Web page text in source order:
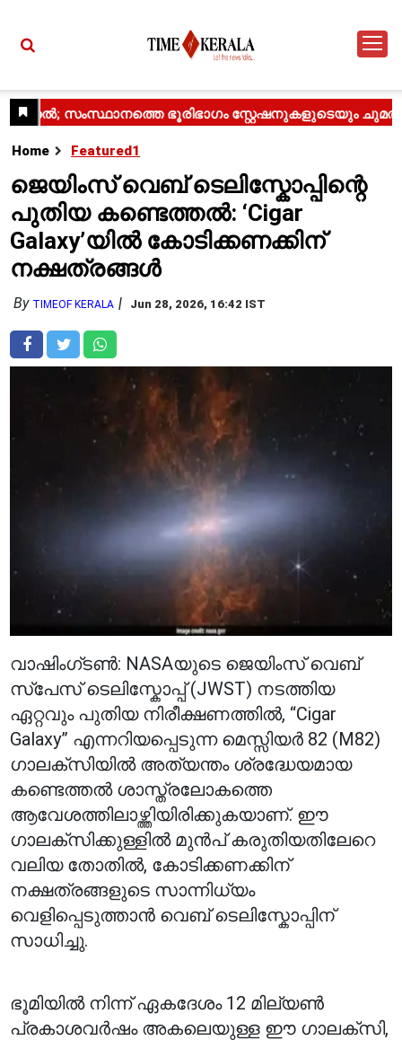
Home Featured1
ജെയിംസ് വെബ് ടെലിസ്കോപ്പിന്റെ
പുതിയ കണ്ടെത്തൽ: ‘Cigar
Galaxy’യിൽ കോടിക്കണക്കിന്
നക്ഷത്രങ്ങൾ
By TIMEOF KERALA Jun 28, 2026, 16:42 IST
വാഷിംഗ്ടൺ: NASAയുടെ ജെയിംസ് വെബ്
സ്പേസ് ടെലിസ്കോപ്പ് (JWST) നടത്തിയ
ഏറ്റവും പുതിയ നിരീക്ഷണത്തിൽ, “Cigar
Galaxy” എന്നറിയപ്പെടുന്ന മെസ്സിയർ 82 (M82)
ഗാലക്സിയിൽ അത്യന്തം ശ്രദ്ധേയമായ
കണ്ടെത്തൽ ശാസ്ത്രലോകത്തെ
ആവേശത്തിലാഴ്ത്തിയിരിക്കുകയാണ്. ഈ
ഗാലക്സിക്കുള്ളിൽ മുൻപ് കരുതിയതിലേറെ
വലിയ തോതിൽ, കോടിക്കണക്കിന്
നക്ഷത്രങ്ങളുടെ സാന്നിധ്യം
വെളിപ്പെടുത്താൻ വെബ് ടെലിസ്കോപ്പിന്
സാധിച്ചു.
ഭൂമിയിൽ നിന്ന് ഏകദേശം 12 മില്യൺ
പ്രകാശവർഷം അകലെയുള്ള ഈ ഗാലക്സി,